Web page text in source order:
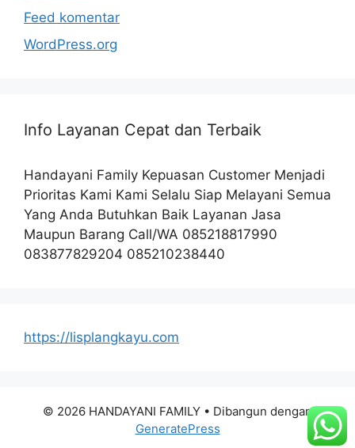
Feed komentar
WordPress.org
Info Layanan Cepat dan Terbaik
Handayani Family Kepuasan Customer Menjadi
Prioritas Kami Kami Selalu Siap Melayani Semua
Yang Anda Butuhkan Baik Layanan Jasa
Maupun Barang Call/WA 085218817990
083877829204 085210238440
https://lisplangkayu.com
© 2026 HANDAYANI FAMILY • Dibangun dengan
GeneratePress